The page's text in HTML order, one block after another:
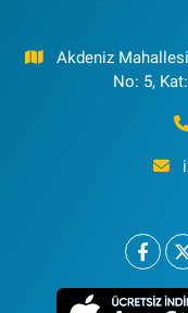
Akdeniz
No: 5,